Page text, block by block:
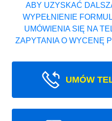
ABY UZYSKAĆ
WYPEŁNIENIE
UMÓWIENIA SIĘ NA
ZAPYTANIA O WYCENĘ
UMÓW